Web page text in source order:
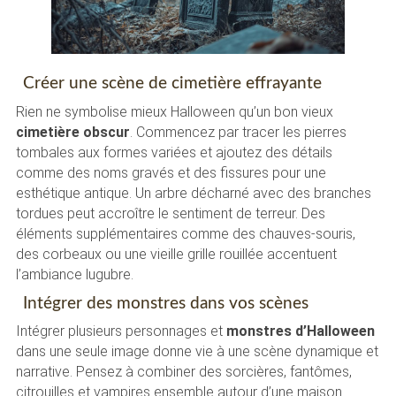
Créer une scène de cimetière effrayante
Rien ne symbolise mieux Halloween qu’un bon vieux
cimetière obscur . Commencez par tracer les pierres
tombales aux formes variées et ajoutez des détails
comme des noms gravés et des fissures pour une
esthétique antique. Un arbre décharné avec des branches
tordues peut accroître le sentiment de terreur. Des
éléments supplémentaires comme des chauves-souris,
des corbeaux ou une vieille grille rouillée accentuent
l’ambiance lugubre.
Intégrer des monstres dans vos scènes
Intégrer plusieurs personnages et monstres d’Halloween
dans une seule image donne vie à une scène dynamique et
narrative. Pensez à combiner des sorcières, fantômes,
citrouilles et vampires ensemble autour d’une maison